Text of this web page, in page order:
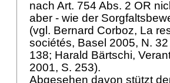
nach Art. 754 Abs. 2 OR
aber - wie der
(vgl. Bernard Corboz, La
sociétés, Basel 2005, N.
138; Harald Bärtschi,
2001, S. 253).
Abgesehen davon stützt